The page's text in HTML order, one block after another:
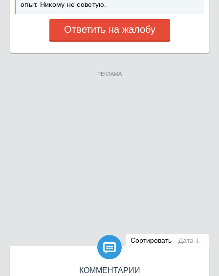
опыт. Никому не советую.
Ответить на жалобу
РЕКЛАМА
Сортировать Дата

КОММЕНТАРИИ